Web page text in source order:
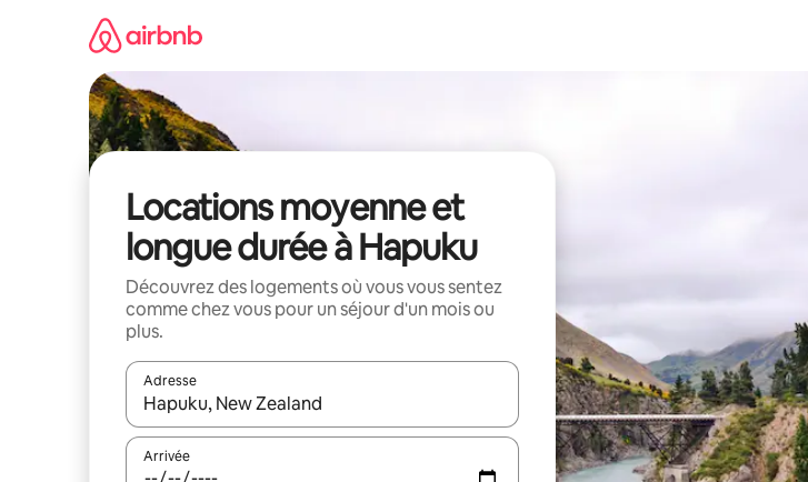
Locations moyenne et
longue durée à Hapuku
Découvrez des logements où vous vous sentez
comme chez vous pour un séjour d'un mois ou
plus.
Adresse
Lorsque les résultats s'affichent, utilisez les flèches vers le haut et vers le bas pour les
Arrivée